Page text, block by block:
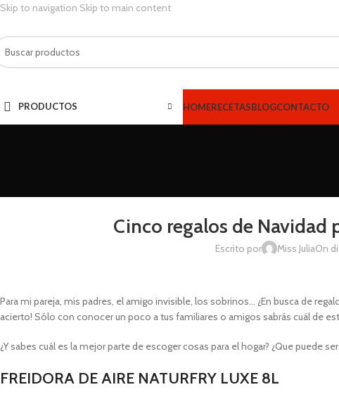
Skip to navigation Skip to main content
PRODUCTOS HOMERECETASBLOGCONTACTO
Cinco regalos de Navidad
Escrito por Miss JuliaOn
Para mi pareja, mis padres, el amigo invisible, los sobrinos… ¿En busca de
acierto! Sólo con conocer un poco a tus familiares o amigos sabrás cuál de
¿Y sabes cuál es la mejor parte de escoger cosas para el hogar? ¿Que puede
FREIDORA DE AIRE NATURFRY LUXE 8L